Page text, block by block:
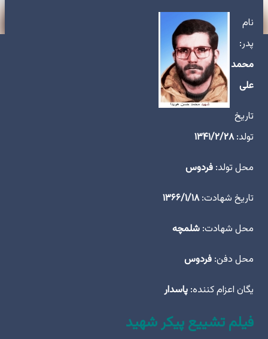
نام
پدر:
محمد
علی
تاریخ
تولد:۱۳۴۱/۲/۲۸
محل تولد: فردوس
تاریخ شهادت:۱۳۶۶/۱/۱۸
محل شهادت: شلمچه
محل دفن: فردوس
یگان اعزام کننده: پاسدار
فیلم تشییع پیکر شهید